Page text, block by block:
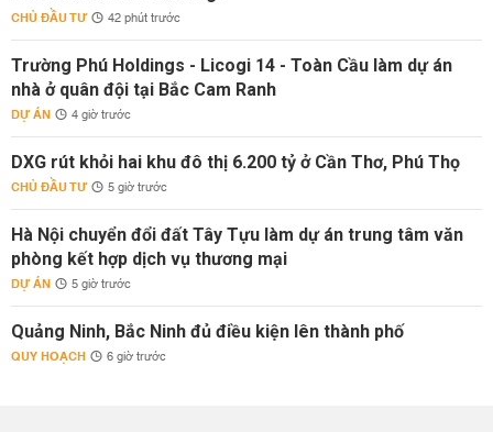
CHỦ ĐẦU TƯ 42 phút trước
Trường Phú Holdings - Licogi 14 - Toàn Cầu làm dự án
nhà ở quân đội tại Bắc Cam Ranh
DỰ ÁN 4 giờ trước
DXG rút khỏi hai khu đô thị 6.200 tỷ ở Cần Thơ, Phú Thọ
CHỦ ĐẦU TƯ 5 giờ trước
Hà Nội chuyển đổi đất Tây Tựu làm dự án trung tâm văn
phòng kết hợp dịch vụ thương mại
DỰ ÁN 5 giờ trước
Quảng Ninh, Bắc Ninh đủ điều kiện lên thành phố
QUY HOẠCH 6 giờ trước